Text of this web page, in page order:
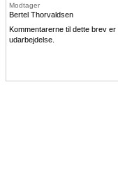
Modtager
Bertel Thorvaldsen
Kommentarerne til dette brev er
udarbejdelse.